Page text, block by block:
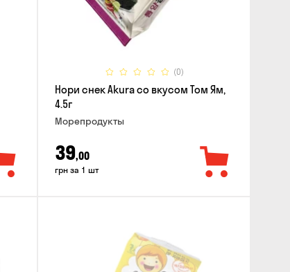
(0)
Нори снек Akura со вкусом Том Ям,
4.5г
Морепродукты
39,00
грн за 1 шт